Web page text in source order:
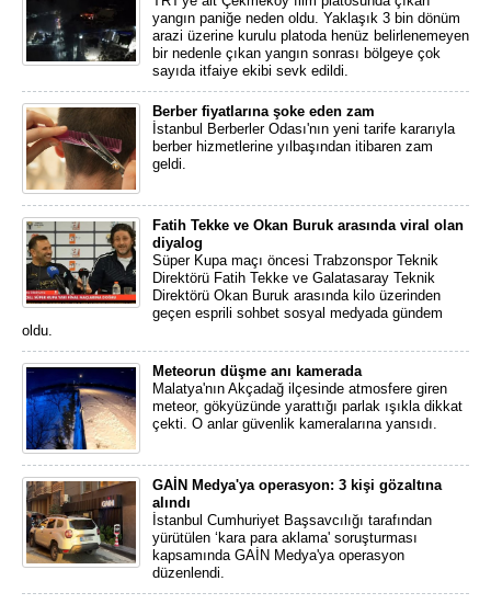
yangın paniğe neden oldu. Yaklaşık 3 bin dönüm
arazi üzerine kurulu platoda henüz belirlenemeyen
bir nedenle çıkan yangın sonrası bölgeye çok
sayıda itfaiye ekibi sevk edildi.
Berber fiyatlarına şoke eden zam
İstanbul Berberler Odası'nın yeni tarife kararıyla
berber hizmetlerine yılbaşından itibaren zam
geldi.
Fatih Tekke ve Okan Buruk arasında viral olan
diyalog
Süper Kupa maçı öncesi Trabzonspor Teknik
Direktörü Fatih Tekke ve Galatasaray Teknik
Direktörü Okan Buruk arasında kilo üzerinden
geçen esprili sohbet sosyal medyada gündem
oldu.
Meteorun düşme anı kamerada
Malatya'nın Akçadağ ilçesinde atmosfere giren
meteor, gökyüzünde yarattığı parlak ışıkla dikkat
çekti. O anlar güvenlik kameralarına yansıdı.
GAİN Medya'ya operasyon: 3 kişi gözaltına
alındı
İstanbul Cumhuriyet Başsavcılığı tarafından
yürütülen ‘kara para aklama' soruşturması
kapsamında GAİN Medya'ya operasyon
düzenlendi.